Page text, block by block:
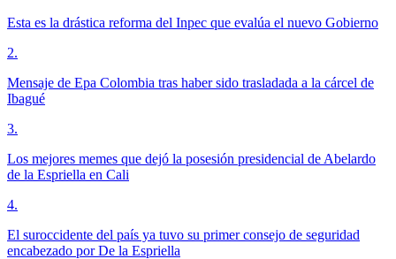
Esta es la drástica reforma del Inpec que evalúa el nuevo Gobierno
2.
Mensaje de Epa Colombia tras haber sido trasladada a la cárcel de
Ibagué
3.
Los mejores memes que dejó la posesión presidencial de Abelardo
de la Espriella en Cali
4.
El suroccidente del país ya tuvo su primer consejo de seguridad
encabezado por De la Espriella